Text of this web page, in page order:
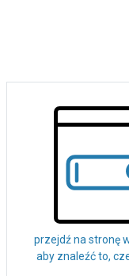
przejdź na stronę
aby znaleźć to,